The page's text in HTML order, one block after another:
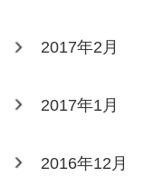
2017年2月
2017年1月
2016年12月